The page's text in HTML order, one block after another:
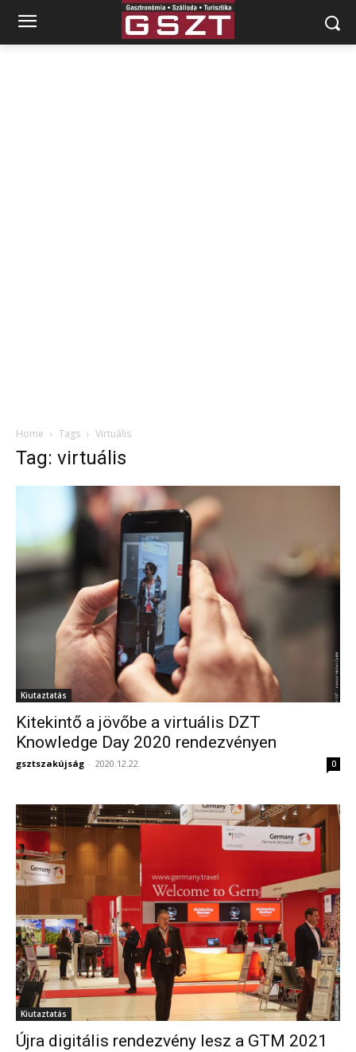
Home Tags Virtuális
Tag: virtuális
Kiutaztatás
Kitekintő a jövőbe a virtuális DZT
Knowledge Day 2020 rendezvényen
gsztszakújság - 2020.12.22. 0
Kiutaztatás
Újra digitális rendezvény lesz a GTM 2021